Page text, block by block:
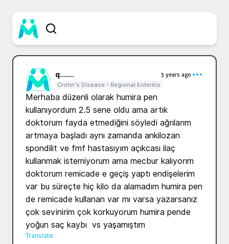
q.......
3 years ago
Crohn's Disease - Regional Enteritis
Merhaba düzenli olarak humira pen
kullanıyordum 2.5 sene oldu ama artık
doktorum fayda etmediğini söyledi ağrılarım
artmaya başladı aynı zamanda ankilozan
spondilit ve fmf hastasıyım açıkcası ilaç
kullanmak istemiyorum ama mecbur kalıyorım
doktorum remicade e geçiş yaptı endişelerim
var bu süreçte hiç kilo da alamadım humira pen
de remicade kullanan var mı varsa yazarsanız
çok sevinirim çok korkuyorum humira pende
yoğun saç kaybı  vs yaşamıştım
Translate